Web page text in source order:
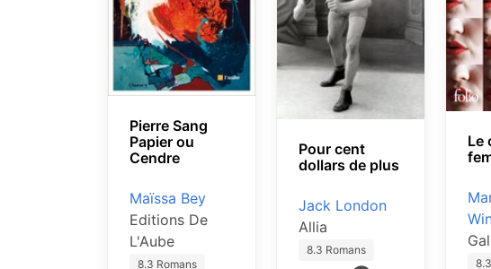
Pierre Sang
Papier ou
Cendre
Maïssa Bey
Editions De
L'Aube
8.3 Romans
Pour cent
dollars de plus
Jack London
Allia
8.3 Romans
Le